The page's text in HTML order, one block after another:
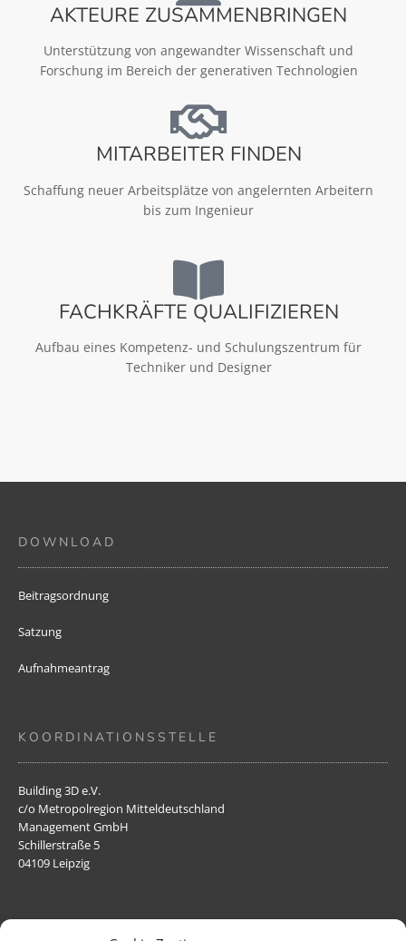
AKTEURE ZUSAMMENBRINGEN
Unterstützung von angewandter Wissenschaft und
Forschung im Bereich der generativen Technologien
MITARBEITER FINDEN
Schaffung neuer Arbeitsplätze von angelernten Arbeitern
bis zum Ingenieur
FACHKRÄFTE QUALIFIZIEREN
Aufbau eines Kompetenz- und Schulungszentrum für
Techniker und Designer
DOWNLOAD
Beitragsordnung
Satzung
Aufnahmeantrag
KOORDINATIONSSTELLE
Building 3D e.V.
c/o Metropolregion Mitteldeutschland
Management GmbH
Schillerstraße 5
04109 Leipzig